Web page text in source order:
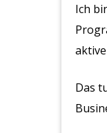
Ich
Das